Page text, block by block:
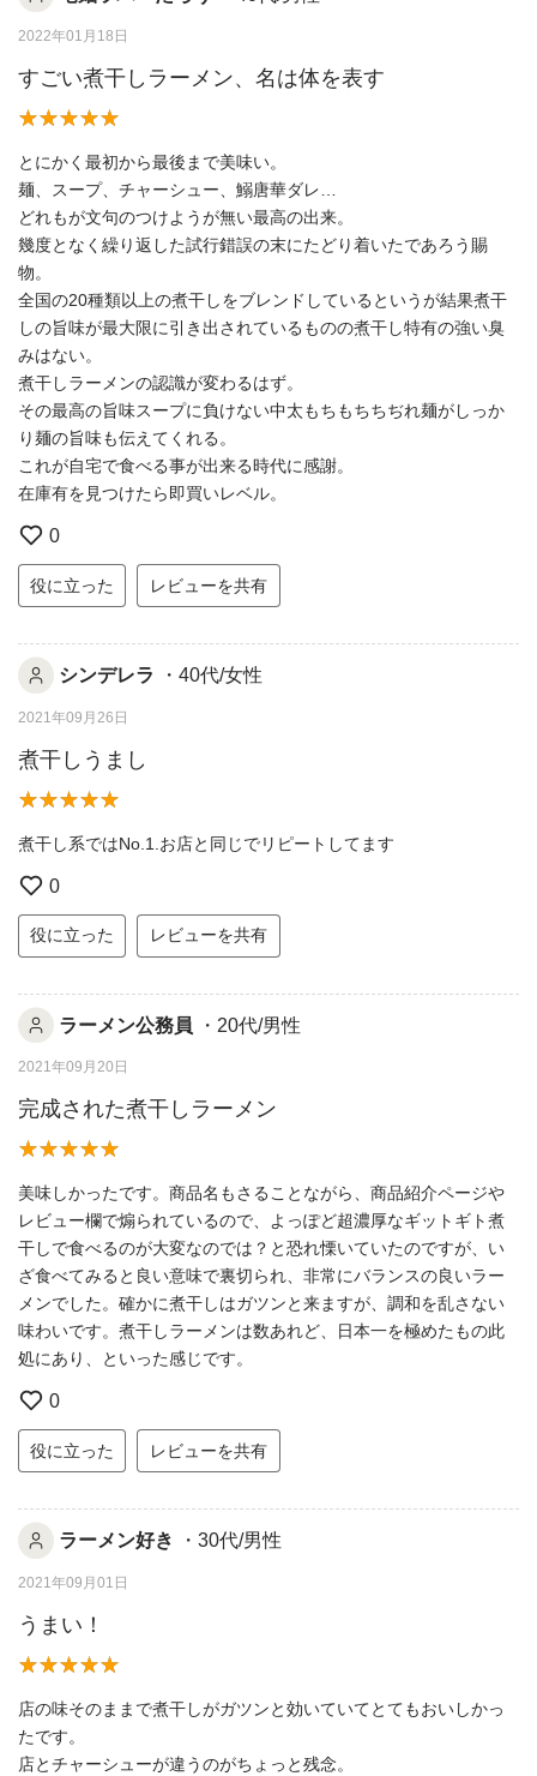
2022年01月18日
すごい煮干しラーメン、名は体を表す
とにかく最初から最後まで美味い。
麺、スープ、チャーシュー、鰯唐華ダレ…
どれもが文句のつけようが無い最高の出来。
幾度となく繰り返した試行錯誤の末にたどり着いたであろう賜
物。
全国の20種類以上の煮干しをブレンドしているというが結果煮干
しの旨味が最大限に引き出されているものの煮干し特有の強い臭
みはない。
煮干しラーメンの認識が変わるはず。
その最高の旨味スープに負けない中太もちもちちぢれ麺がしっか
り麺の旨味も伝えてくれる。
これが自宅で食べる事が出来る時代に感謝。
在庫有を見つけたら即買いレベル。
0
役に立った レビューを共有
シンデレラ ・40代/女性
2021年09月26日
煮干しうまし
煮干し系ではNo.1.お店と同じでリピートしてます
0
役に立った レビューを共有
ラーメン公務員 ・20代/男性
2021年09月20日
完成された煮干しラーメン
美味しかったです。商品名もさることながら、商品紹介ページや
レビュー欄で煽られているので、よっぽど超濃厚なギットギト煮
干しで食べるのが大変なのでは？と恐れ慄いていたのですが、い
ざ食べてみると良い意味で裏切られ、非常にバランスの良いラー
メンでした。確かに煮干しはガツンと来ますが、調和を乱さない
味わいです。煮干しラーメンは数あれど、日本一を極めたもの此
処にあり、といった感じです。
0
役に立った レビューを共有
ラーメン好き ・30代/男性
2021年09月01日
うまい！
店の味そのままで煮干しがガツンと効いていてとてもおいしかっ
たです。
店とチャーシューが違うのがちょっと残念。